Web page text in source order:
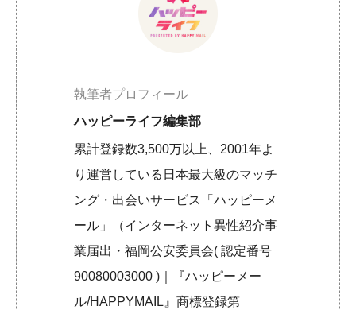
執筆者プロフィール
ハッピーライフ編集部
累計登録数3,500万以上、2001年よ
り運営している日本最大級のマッチ
ング・出会いサービス「ハッピーメ
ール」（インターネット異性紹介事
業届出・福岡公安委員会( 認定番号
90080003000 )｜『ハッピーメー
ル/HAPPYMAIL』商標登録第